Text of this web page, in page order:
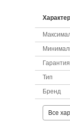
Гарантия
Тип
Бренд
Все